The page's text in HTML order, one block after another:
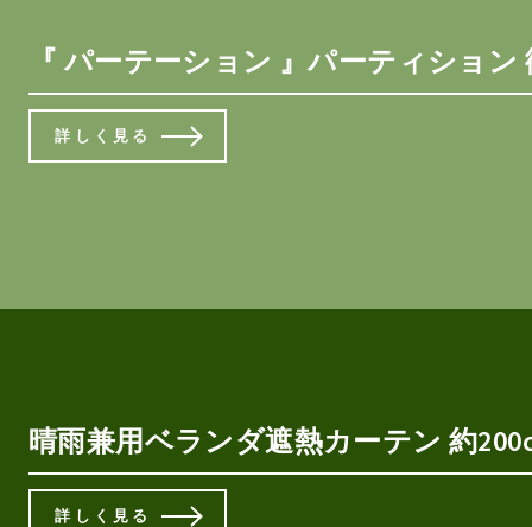
『 パーテーション 』パーティショ
詳しく見る
晴雨兼用ベランダ遮熱カーテン 約
詳しく見る